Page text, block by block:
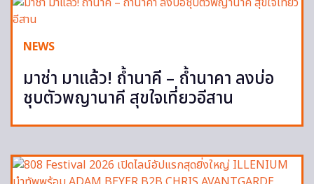
NEWS
มาช่า มาแล้ว! ถ้ำนาคี – ถ้ำนาคา ลงบ่อ
ชุบตัวพญานาคี สุขใจเที่ยวอีสาน